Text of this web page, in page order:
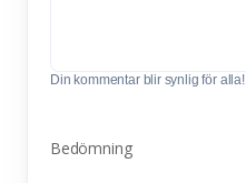
Din kommentar blir synlig för alla!
Bedömning